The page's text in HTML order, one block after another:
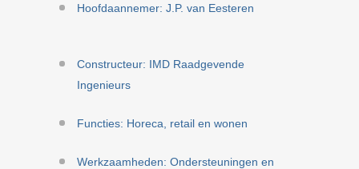
Hoofdaannemer: J.P. van Eesteren
Constructeur: IMD Raadgevende
Ingenieurs
Functies: Horeca, retail en wonen
Werkzaamheden: Ondersteuningen en